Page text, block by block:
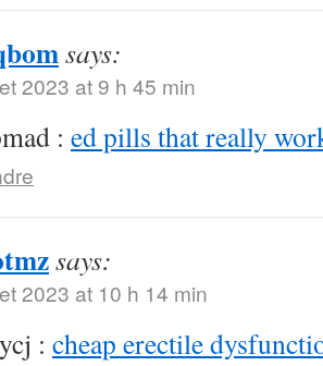
says:
2023 at 9 h 45 min
: ed pills that really
says:
2023 at 10 h 14 min
: cheap erectile